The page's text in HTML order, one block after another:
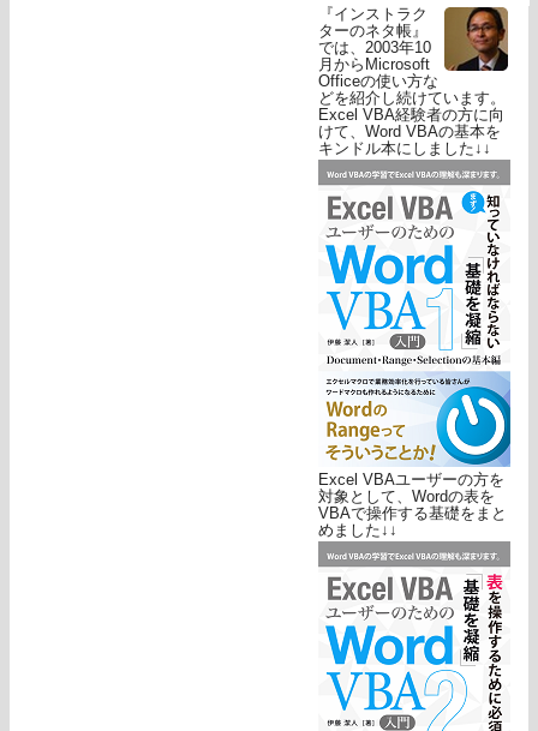
『インストラク
ターのネタ帳』
では、2003年10
月からMicrosoft
Officeの使い方な
どを紹介し続けています。
Excel VBA経験者の方に向
けて、Word VBAの基本を
キンドル本にしました↓↓
Excel VBAユーザーの方を
対象として、Wordの表を
VBAで操作する基礎をまと
めました↓↓